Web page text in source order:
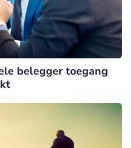
belegger toegang